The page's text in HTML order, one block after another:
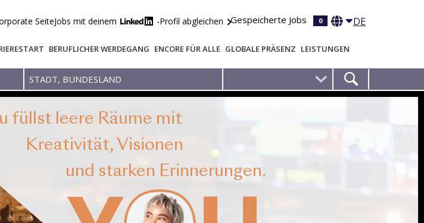
SeiteJobs mit deinem -Profil abgleichen Gespeicherte Jobs 0 DE
BERUFLICHER WERDEGANG ENCORE FÜR ALLE GLOBALE PRÄSENZ LEISTUNGEN
Stadt,
Bundesland
Du verwandelst ein einzigartiges Konzept
in ein einmaliges Ereignis.